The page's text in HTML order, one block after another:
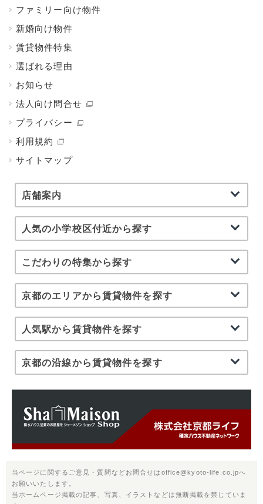
ファミリー向け物件
新婚向け物件
賃貸物件特集
選ばれる理由
お知らせ
法人向け問合せ
プライバシー
利用規約
サイトマップ
店舗案内
人気の小学校区付近から探す
こだわりの特集から探す
京都のエリアから賃貸物件を探す
人気駅から賃貸物件を探す
京都の沿線から賃貸物件を探す
当ページに関するご意見・質問などお問合せはoffice@kyoto-life.co.jpへ
お願いいたします。
当ホームページ掲載の記事、写真、イラストなどは無断掲載を禁じていま